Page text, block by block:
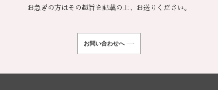
お急ぎの方はその趣旨を記載の上、お送りください。
お問い合わせへ